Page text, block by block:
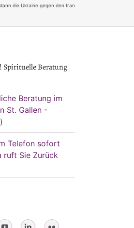
die Ukraine gegen den Iran
Spirituelle Beratung
Beratung im
St. Gallen -
Telefon sofort
ruft Sie Zurück